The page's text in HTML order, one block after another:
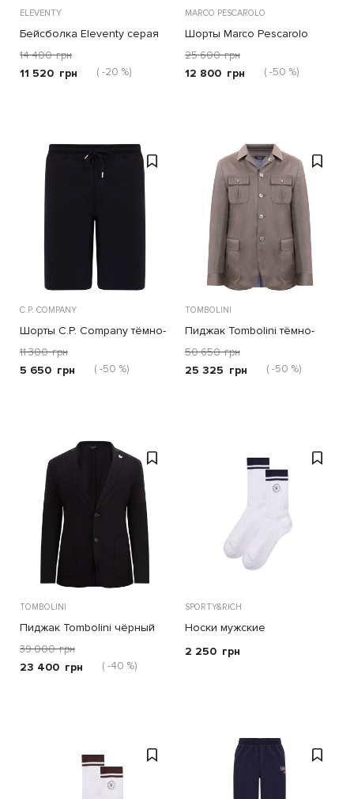
ELEVENTY
Бейсболка Eleventy серая
14 400 грн
11 520 грн ( -20 %)
MARCO PESCAROLO
Шорты Marco Pescarolo
тёмно-синие
25 600 грн
12 800 грн ( -50 %)
C.P. COMPANY
Шорты C.P. Company тёмно-
синие
11 300 грн
5 650 грн ( -50 %)
TOMBOLINI
Пиджак Tombolini тёмно-
бежевый
50 650 грн
25 325 грн ( -50 %)
TOMBOLINI
Пиджак Tombolini чёрный
39 000 грн
23 400 грн ( -40 %)
SPORTY&RICH
Носки мужские
2 250 грн